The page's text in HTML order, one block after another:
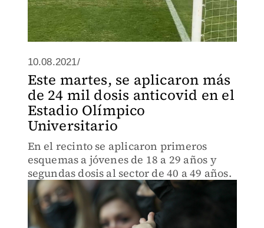
10.08.2021/
Este martes, se aplicaron más
de 24 mil dosis anticovid en el
Estadio Olímpico
Universitario
En el recinto se aplicaron primeros
esquemas a jóvenes de 18 a 29 años y
segundas dosis al sector de 40 a 49 años.